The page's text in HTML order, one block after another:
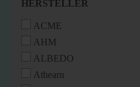
HERSTELLER
HERSTELLER
ACME
AHM
ALBEDO
Athearn